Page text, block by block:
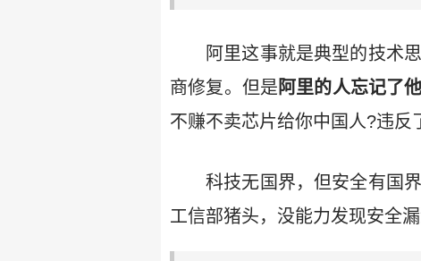
阿里这事就是典型的技术
商修复。但是阿里的人忘记了
不赚不卖芯片给你中国人?违反
科技无国界，但安全有国
工信部猪头，没能力发现安全